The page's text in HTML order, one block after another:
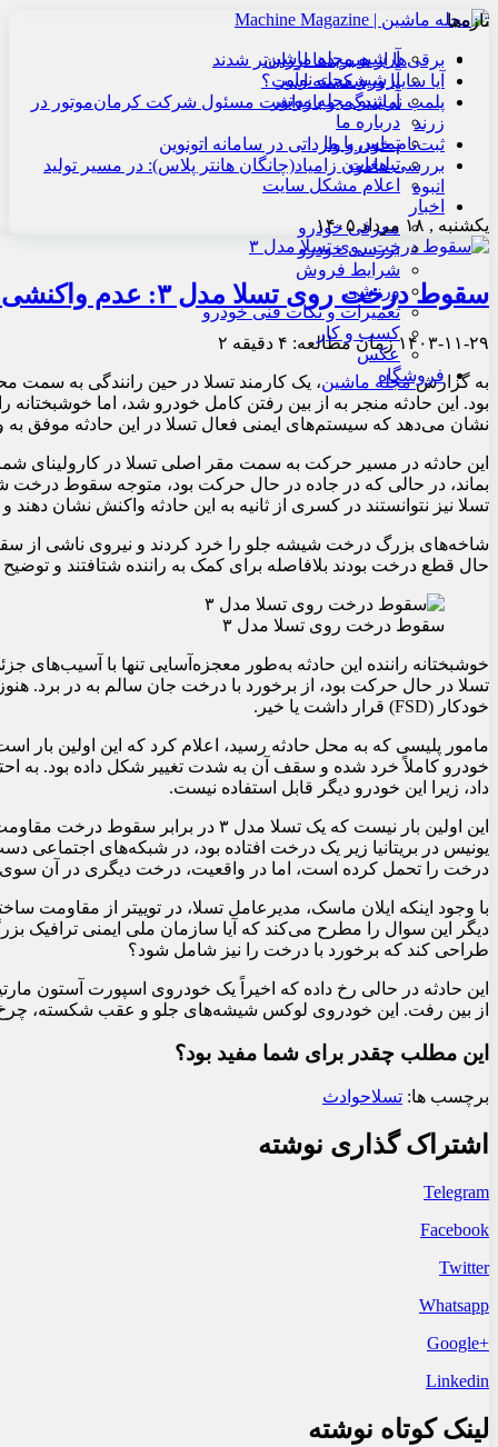
آرشیو مجله ماشین
آرشیو مجله نوآور
آرشیو مجله موتور
درباره ما
تماس با ما
تبلیغات
اعلام مشکل سایت
اخبار
معرفی خودرو
بررسی خودرو
شرایط فروش
ورزشی
تعمیرات و نکات فنی خودرو
کسب و کار
عکس
فروشگاه
تازه‌ها
برقی‌ها از هیبریدها ارزان‌تر شدند
آیا سایپا ورشکسته است؟
پلمب نمایندگی و بازداشت مسئول شرکت کرمان‌موتور در
زرند
ثبت‌نام خودرو وارداتی در سامانه اتونوین
بررسی هامون زامیاد(چانگان هانتر پلاس): در مسیر تولید
انبوه
یکشنبه , ۱۸ مرداد ۱۴۰۵
سقوط درخت روی تسلا مدل ۳: عدم واکنشی فناوری ایمنی خودرو
۱۴۰۳-۱۱-۲۹زمان مطالعه: ۴ دقیقه
به گزارشمجله ماشین
بود. این حادثه منجر به از بین رفتن کامل خودرو شد، اما
نشان می‌دهد که سیستم‌های ایمنی فعال تسلا در این حادثه موفق به
این حادثه در مسیر حرکت به سمت مقر اصلی تسلا در کارولینای
بماند، در حالی که در جاده در حال حرکت بود، متوجه سقوط
تسلا نیز نتوانستند در کسری از ثانیه به این حادثه واکنش نشان
شاخه‌های بزرگ درخت شیشه جلو را خرد کردند و نیروی ناشی از
حال قطع درخت بودند بلافاصله برای کمک به راننده شتافتند و
سقوط درخت روی تسلا مدل ۳
خوشبختانه راننده این حادثه به‌طور معجزه‌آسایی تنها با
تسلا در حال حرکت بود، از برخورد با درخت جان سالم به در برد.
خودکار (FSD) قرار داشت یا خیر.
مامور پلیسی که به محل حادثه رسید، اعلام کرد که این اولین
خودرو کاملاً خرد شده و سقف آن به شدت تغییر شکل داده بود. به
داد، زیرا این خودرو دیگر قابل استفاده نیست.
یونیس در بریتانیا زیر یک درخت افتاده بود، در شبکه‌های
درخت را تحمل کرده است، اما در واقعیت، درخت دیگری در آن
طراحی کند که برخورد با درخت را نیز شامل شود؟
از بین رفت. این خودروی لوکس شیشه‌های جلو و عقب شکسته،
این مطلب چقدر برای شما مفید بود؟
برچسب ها: تسلاحوادث
اشتراک گذاری نوشته
Telegram
Facebook
Twitter
Whatsapp
+Google
Linkedin
لینک کوتاه نوشته